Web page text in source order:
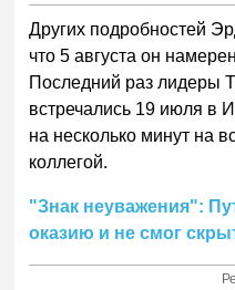
Других подробностей
что 5 августа он
Последний раз лидеры
встречались 19 июля в
на несколько минут на
коллегой.
"Знак неуважения":
оказию и не смог